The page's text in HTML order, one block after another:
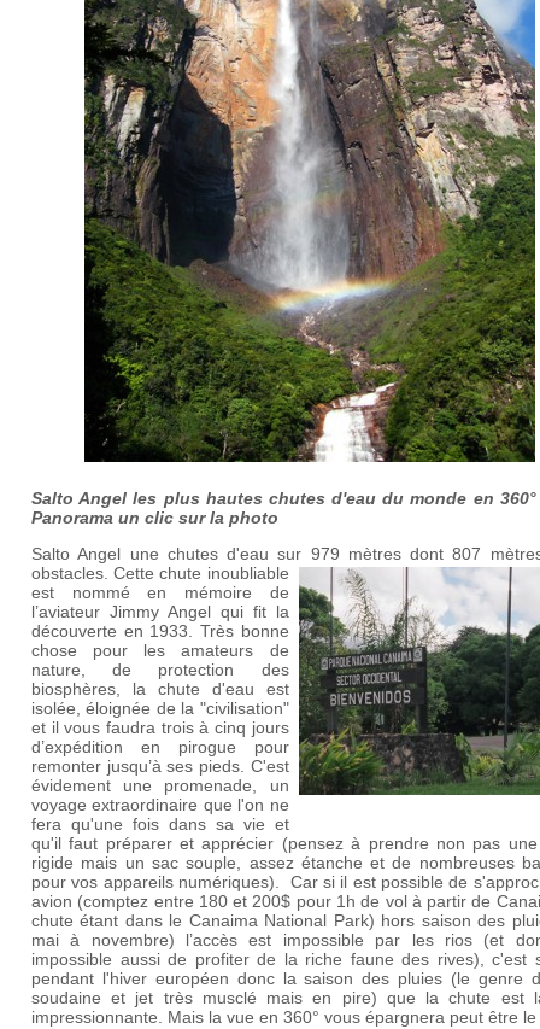
Salto Angel les plus hautes chutes d'eau du monde en
Panorama un clic sur la photo
Salto Angel une chutes d'eau sur 979 mètres dont 807
obstacles. Cette chute inoubliable
est nommé en mémoire de
l’aviateur Jimmy Angel qui fit la
découverte en 1933. Très bonne
chose pour les amateurs de
nature, de protection des
biosphères, la chute d'eau est
isolée, éloignée de la "civilisation"
et il vous faudra trois à cinq jours
d’expédition en pirogue pour
remonter jusqu’à ses pieds. C'est
évidement une promenade, un
voyage extraordinaire que l'on ne
fera qu'une fois dans sa vie et
qu'il faut préparer et apprécier (pensez à prendre non pas
rigide mais un sac souple, assez étanche et de nombreuses
pour vos appareils numériques). Car si il est possible de
avion (comptez entre 180 et 200$ pour 1h de vol à partir de
chute étant dans le Canaima National Park) hors saison des
mai à novembre) l’accès est impossible par les rios (et
impossible aussi de profiter de la riche faune des rives), c'est
pendant l'hiver européen donc la saison des pluies (le genre
soudaine et jet très musclé mais en pire) que la chute est
impressionnante. Mais la vue en 360° vous épargnera peut être